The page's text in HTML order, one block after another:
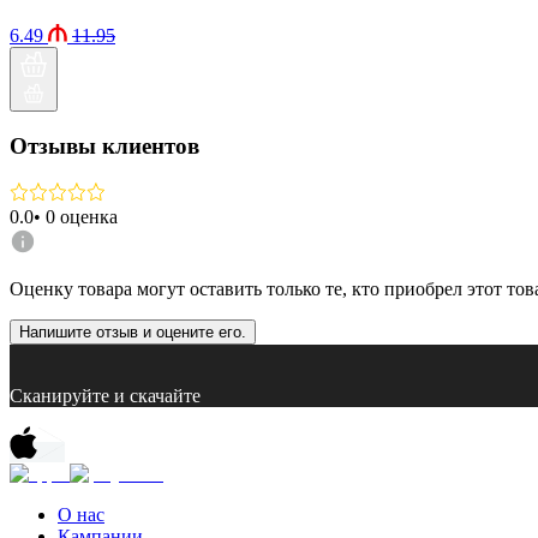
6.49 11.95
Отзывы клиентов
0.0• 0 оценка
Оценку товара могут оставить только те, кто приобрел этот
Напишите отзыв и оцените его.
Сканируйте и скачайте
О нас